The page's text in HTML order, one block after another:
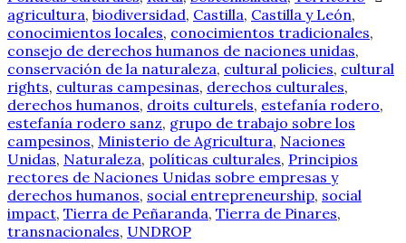
agricultura, biodiversidad, Castilla, Castilla y León,
conocimientos locales, conocimientos tradicionales,
consejo de derechos humanos de naciones unidas,
conservación de la naturaleza, cultural policies, cultural
rights, culturas campesinas, derechos culturales,
derechos humanos, droits culturels, estefanía rodero,
estefanía rodero sanz, grupo de trabajo sobre los
campesinos, Ministerio de Agricultura, Naciones
Unidas, Naturaleza, políticas culturales, Principios
rectores de Naciones Unidas sobre empresas y
derechos humanos, social entrepreneurship, social
impact, Tierra de Peñaranda, Tierra de Pinares,
transnacionales, UNDROP